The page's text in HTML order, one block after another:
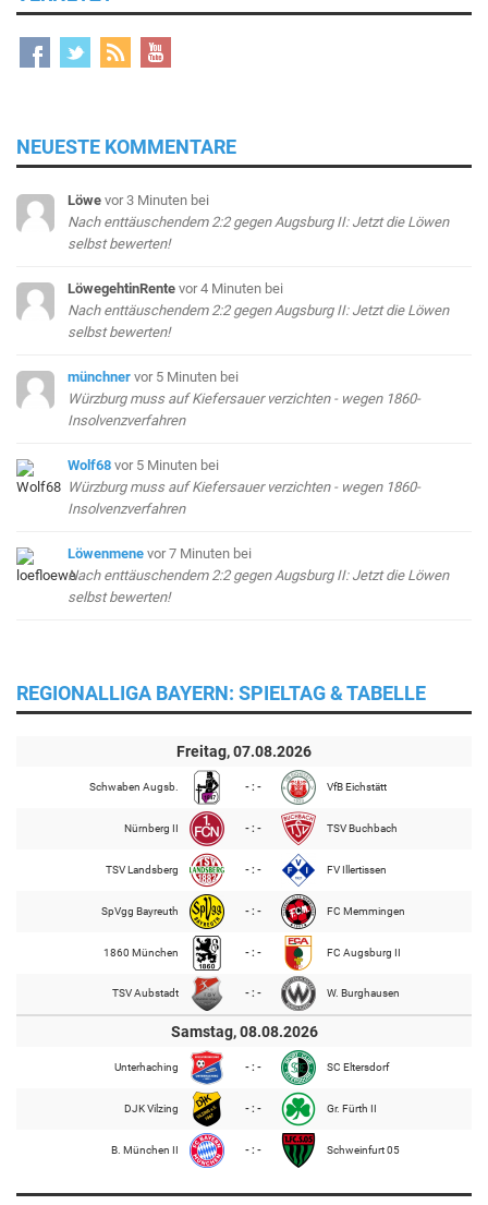
NEUESTE KOMMENTARE
Löwe vor 3 Minuten bei
Nach enttäuschendem 2:2 gegen Augsburg II: Jetzt die Löwen
selbst bewerten!
LöwegehtinRente vor 4 Minuten bei
Nach enttäuschendem 2:2 gegen Augsburg II: Jetzt die Löwen
selbst bewerten!
münchner vor 5 Minuten bei
Würzburg muss auf Kiefersauer verzichten - wegen 1860-
Insolvenzverfahren
Wolf68 vor 5 Minuten bei
Würzburg muss auf Kiefersauer verzichten - wegen 1860-
Insolvenzverfahren
Löwenmene vor 7 Minuten bei
Nach enttäuschendem 2:2 gegen Augsburg II: Jetzt die Löwen
selbst bewerten!
REGIONALLIGA BAYERN: SPIELTAG & TABELLE
Freitag, 07.08.2026
Schwaben Augsb. - : - VfB Eichstätt
Nürnberg II - : - TSV Buchbach
TSV Landsberg - : - FV Illertissen
SpVgg Bayreuth - : - FC Memmingen
1860 München - : - FC Augsburg II
TSV Aubstadt - : - W. Burghausen
Samstag, 08.08.2026
Unterhaching - : - SC Eltersdorf
DJK Vilzing - : - Gr. Fürth II
B. München II - : - Schweinfurt 05